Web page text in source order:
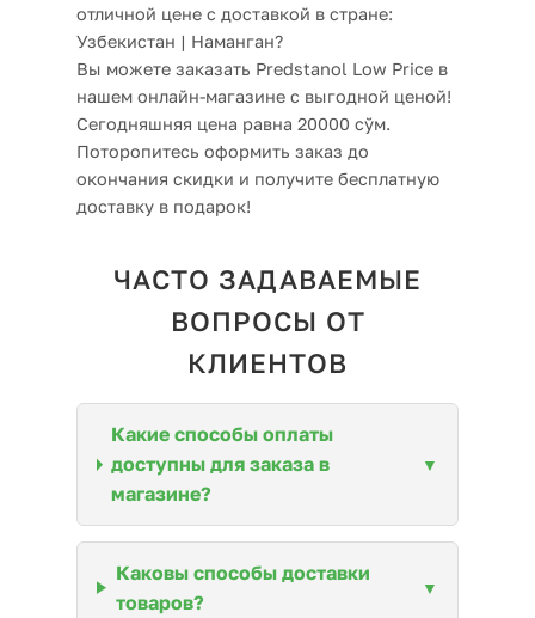
отличной цене с доставкой в стране:
Узбекистан | Наманган?
Вы можете заказать Predstanol Low Price в
нашем онлайн-магазине с выгодной ценой!
Сегодняшняя цена равна 20000 сўм.
Поторопитесь оформить заказ до
окончания скидки и получите бесплатную
доставку в подарок!
ЧАСТО ЗАДАВАЕМЫЕ
ВОПРОСЫ ОТ
КЛИЕНТОВ
Какие способы оплаты
доступны для заказа в
магазине?
Каковы способы доставки
товаров?